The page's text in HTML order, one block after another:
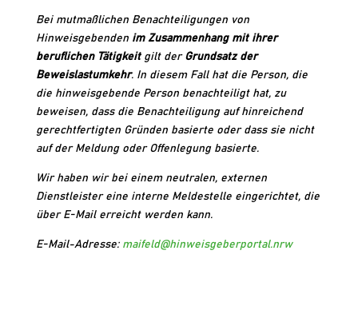
Bei mutmaßlichen Benachteiligungen von
Hinweisgebenden im Zusammenhang mit ihrer
beruflichen Tätigkeit gilt der Grundsatz der
Beweislastumkehr. In diesem Fall hat die Person, die
die hinweisgebende Person benachteiligt hat, zu
beweisen, dass die Benachteiligung auf hinreichend
gerechtfertigten Gründen basierte oder dass sie nicht
auf der Meldung oder Offenlegung basierte.
Wir haben wir bei einem neutralen, externen
Dienstleister eine interne Meldestelle eingerichtet, die
über E-Mail erreicht werden kann.
E-Mail-Adresse: maifeld@hinweisgeberportal.nrw